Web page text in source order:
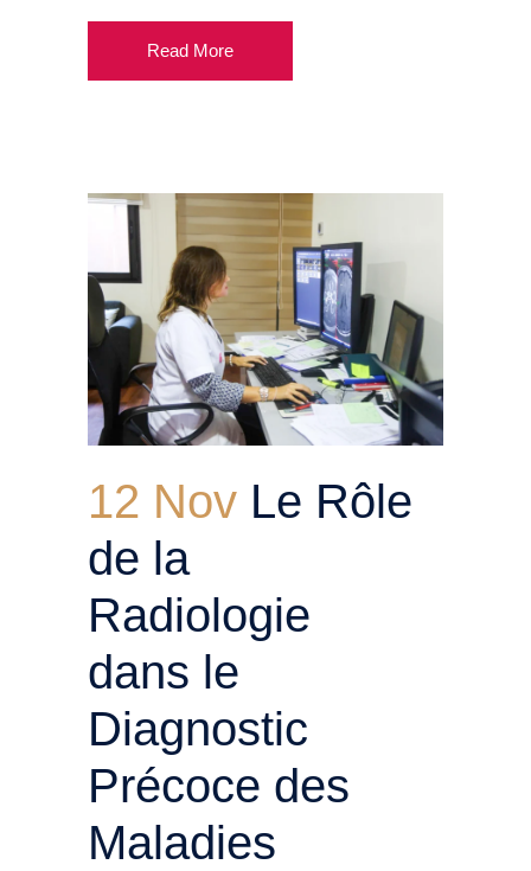
Read More
12 Nov Le Rôle
de la
Radiologie
dans le
Diagnostic
Précoce des
Maladies